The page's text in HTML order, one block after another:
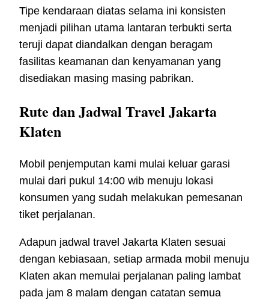
Tipe kendaraan diatas selama ini konsisten
menjadi pilihan utama lantaran terbukti serta
teruji dapat diandalkan dengan beragam
fasilitas keamanan dan kenyamanan yang
disediakan masing masing pabrikan.
Rute dan Jadwal Travel Jakarta
Klaten
Mobil penjemputan kami mulai keluar garasi
mulai dari pukul 14:00 wib menuju lokasi
konsumen yang sudah melakukan pemesanan
tiket perjalanan.
Adapun jadwal travel Jakarta Klaten sesuai
dengan kebiasaan, setiap armada mobil menuju
Klaten akan memulai perjalanan paling lambat
pada jam 8 malam dengan catatan semua